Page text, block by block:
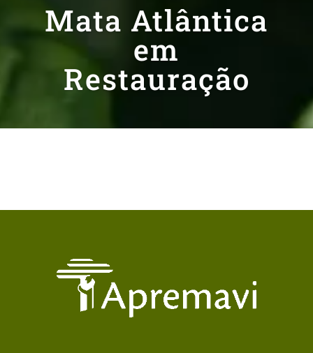
Mata Atlântica
em
Restauração